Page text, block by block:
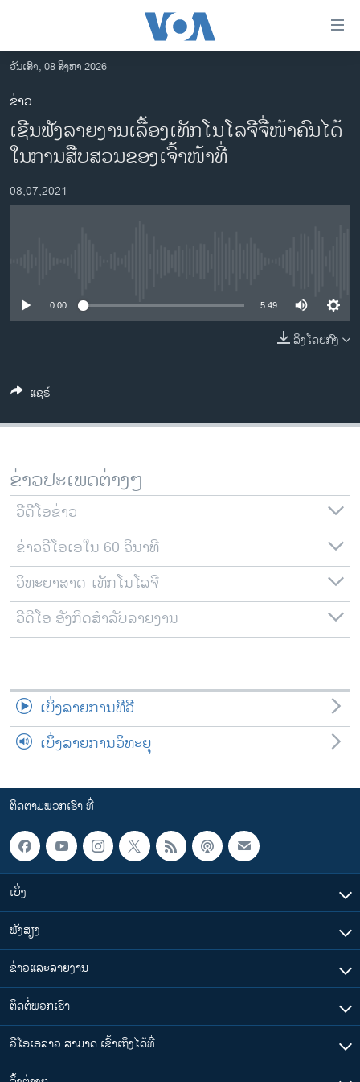
ເຂົ້າ
ຫາ
ຂ້າມ
ຂ້າມ
ຂ້າມ
ຫາ
ຊອກ
ອາເມຣິກາ
ການເລືອກຕັ້ງ ປະທານາທີບໍດີ ສະຫະລັດ 2024
ຂ່າວ​ຈີນ
ຊີວິດຊາວລາວ
ທຸລະກິດ
ພາສາອັງກິດ
ສຽງ
ລາຍການກະຈາຍສຽງ
ລາຍງານ
ຕິດຕາມພວກເຮົາ ທີ່
ພາສາຕ່າງໆ
ວັນເສົາ, 08 ສິງຫາ 2026
ຂ່າວ
ເຊີນຟັງລາຍງານເລື້ອງເທັກໂນໂລຈີຈື່ໜ້າຄົນໄດ້
ໃນການສືບສວນຂອງເຈົ້າໜ້າທີ່
08,07,2021
0:00 5:49
ລິງໂດຍກົງ
ແຊຣ໌
ຂ່າວປະເພດຕ່າງໆ
ວີດີໂອຂ່າວ
ຂ່າວວີໂອເອໃນ 60 ວິນາທີ
ວິທະຍາສາດ-ເທັກໂນໂລຈີ
ວີດີໂອ ອັງກິດສຳລັບລາຍງານ
ເບິ່ງລາຍການທີວີ
ເບິ່ງລາຍການວິທະຍຸ
ຕິດຕາມພວກເຮົາ ທີ່
ເບິ່ງ
ຟັງສຽງ
ຂ່າວແລະລາຍງານ
ຕິດຕໍ່ພວກເຮົາ
ວີໂອເອລາວ ສາມາດ ເຂົ້າເຖິງໄດ້ທີ່